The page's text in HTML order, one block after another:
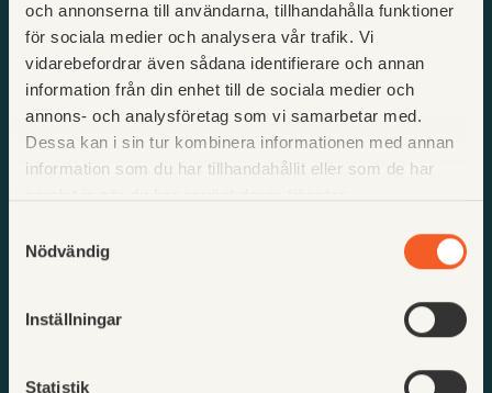
och annonserna till användarna, tillhandahålla funktioner
för sociala medier och analysera vår trafik. Vi
vidarebefordrar även sådana identifierare och annan
information från din enhet till de sociala medier och
annons- och analysföretag som vi samarbetar med.
Dessa kan i sin tur kombinera informationen med annan
information som du har tillhandahållit eller som de har
Nödvändig
Inställningar
Statistik
Växel: 08 - 527 400 70
Support@avima.se
Adress: Hantverkargatan 25,
112 21 Stockholm
Org.nr: 556523-5917
Pressmeddelanden